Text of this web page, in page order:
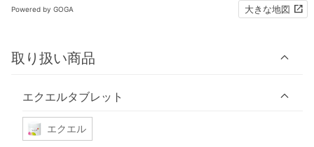
Powered by GOGA 大きな地図
取り扱い商品
エクエルタブレット
エクエル